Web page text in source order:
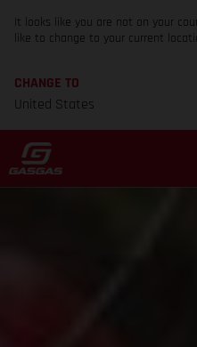
It looks like you are not on your
like to change to your current
CHANGE TO
United States